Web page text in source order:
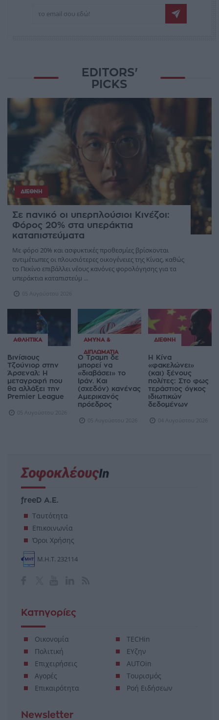
EDITORS'
PICKS
ΔΙΕΘΝΉ
Σε πανικό οι υπερπλούσιοι Κινέζοι:
Φόρος 20% στα υπεράκτια
καταπιστεύματα
Με φόρο 20% και ασφυκτικές προθεσμίες βρίσκονται
αντιμέτωπες οι πλουσιότερες οικογένειες της Κίνας, καθώς
το Πεκίνο επιβάλλει νέους κανόνες φορολόγησης για τα
υπεράκτια καταπιστεύμ ...
05 Αυγούστου 2026
ΑΘΛΗΤΙΚΆ
Βινίσιους
Τζούνιορ στην
Άρσεναλ: Η
μεταγραφή που
θα αλλάξει την
Premier League
05 Αυγούστου 2026
ΆΜΥΝΑ &
ΔΙΠΛΩΜΑΤΊΑ
Ο Τραμπ δε
μπορεί να
«διαβάσει» το
Ιράν. Και
(σχεδόν) κανένας
Αμερικανός
πρόεδρος
05 Αυγούστου 2026
ΔΙΕΘΝΉ
Η Κίνα
«φακελώνει»
(και) ξένους
πολίτες: Στο φως
τεράστιος όγκος
ιδιωτικών
δεδομένων
04 Αυγούστου 2026